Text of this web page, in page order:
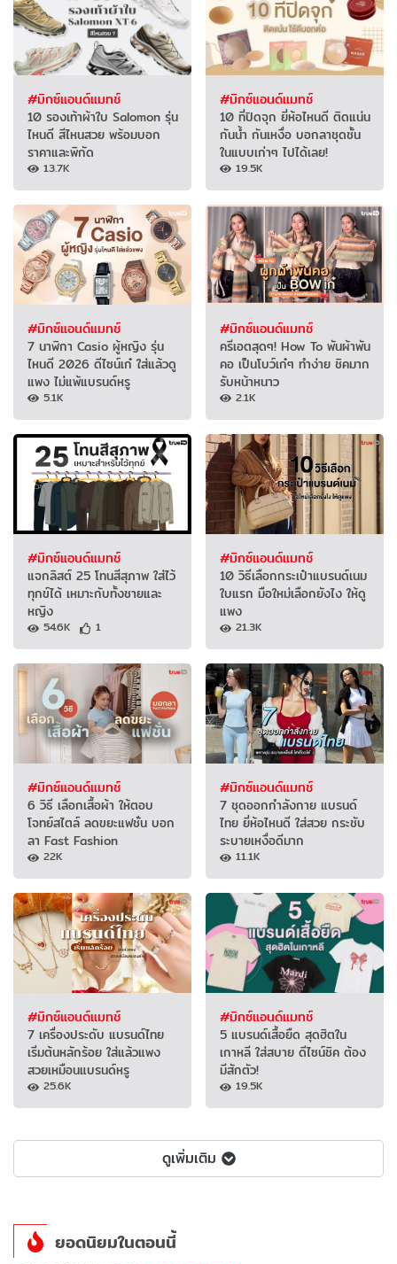
#มิกซ์แอนด์แมทช์
10 รองเท้าผ้าใบ Salomon รุ่น
ไหนดี สีไหนสวย พร้อมบอก
ราคาและพิกัด
13.7K
#มิกซ์แอนด์แมทช์
10 ที่ปิดจุก ยี่ห้อไหนดี ติดแน่น
กันน้ำ กันเหงื่อ บอกลาชุดชั้น
ในแบบเก่าๆ ไปได้เลย!
19.5K
#มิกซ์แอนด์แมทช์
7 นาฬิกา Casio ผู้หญิง รุ่น
ไหนดี 2026 ดีไซน์เก๋ ใส่แล้วดู
แพง ไม่แพ้แบรนด์หรู
5.1K
#มิกซ์แอนด์แมทช์
ครีเอตสุดๆ! How To พันผ้าพัน
คอ เป็นโบว์เก๋ๆ ทำง่าย ชิคมาก
รับหน้าหนาว
2.1K
#มิกซ์แอนด์แมทช์
แจกลิสต์ 25 โทนสีสุภาพ ใส่ไว้
ทุกข์ได้ เหมาะกับทั้งชายและ
หญิง
54.6K 1
#มิกซ์แอนด์แมทช์
10 วิธีเลือกกระเป๋าแบรนด์เนม
ใบแรก มือใหม่เลือกยังไง ให้ดู
แพง
21.3K
#มิกซ์แอนด์แมทช์
6 วิธี เลือกเสื้อผ้า ให้ตอบ
โจทย์สไตล์ ลดขยะแฟชั่น บอก
ลา Fast Fashion
22K
#มิกซ์แอนด์แมทช์
7 ชุดออกกำลังกาย แบรนด์
ไทย ยี่ห้อไหนดี ใส่สวย กระชับ
ระบายเหงื่อดีมาก
11.1K
#มิกซ์แอนด์แมทช์
7 เครื่องประดับ แบรนด์ไทย
เริ่มต้นหลักร้อย ใส่แล้วแพง
สวยเหมือนแบรนด์หรู
25.6K
#มิกซ์แอนด์แมทช์
5 แบรนด์เสื้อยืด สุดฮิตใน
เกาหลี ใส่สบาย ดีไซน์ชิค ต้อง
มีสักตัว!
19.5K
ดูเพิ่มเติม
ยอดนิยมในตอนนี้